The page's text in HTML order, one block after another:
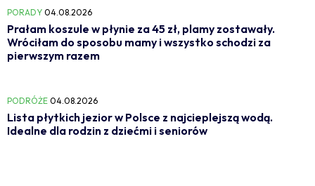
PORADY 04.08.2026
Prałam koszule w płynie za 45 zł, plamy zostawały.
Wróciłam do sposobu mamy i wszystko schodzi za
pierwszym razem
PODRÓŻE 04.08.2026
Lista płytkich jezior w Polsce z najcieplejszą wodą.
Idealne dla rodzin z dziećmi i seniorów